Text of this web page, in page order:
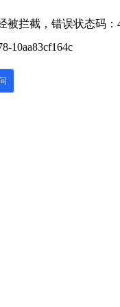
被拦截，错误状态码：
10aa83cf164c